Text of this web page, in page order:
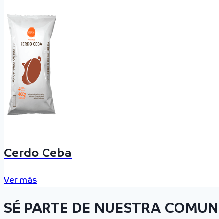
Cerdo Ceba
Ver más
SÉ PARTE DE NUESTRA